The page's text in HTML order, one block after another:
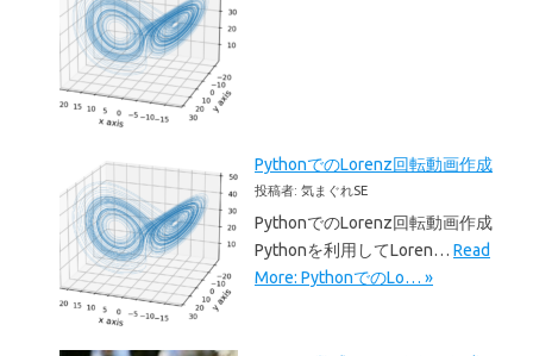
PythonでのLorenz回転動画作成
投稿者: 気まぐれSE
PythonでのLorenz回転動画作成
Pythonを利用してLoren… Read
More: PythonでのLo… »